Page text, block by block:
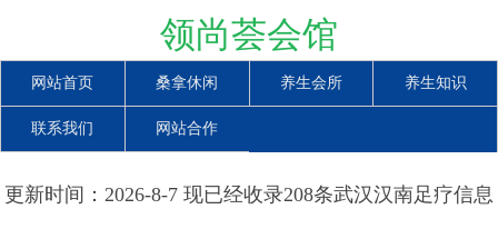
领尚荟会馆
网站首页 桑拿休闲 养生会所 养生知识
联系我们 网站合作
更新时间：2026-8-7 现已经收录208条武汉汉南足疗信息